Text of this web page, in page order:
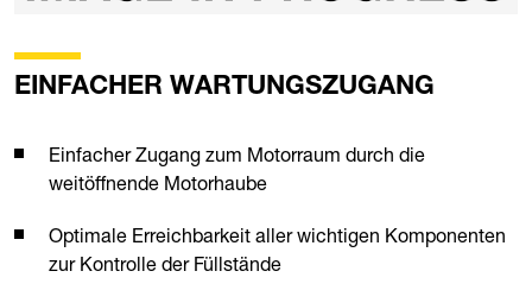
EINFACHER WARTUNGSZUGANG
Einfacher Zugang zum Motorraum durch die
weitöffnende Motorhaube
Optimale Erreichbarkeit aller wichtigen Komponenten
zur Kontrolle der Füllstände